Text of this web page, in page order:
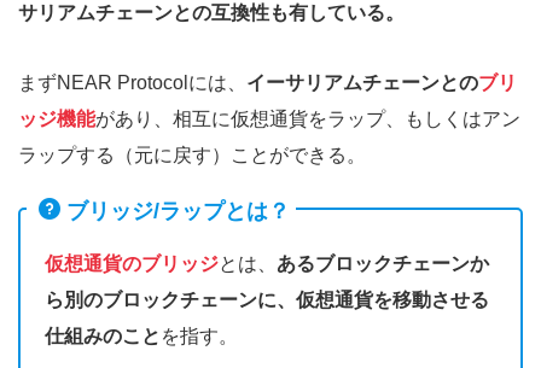
サリアムチェーンとの互換性も有している。
まずNEAR Protocolには、 イーサリアムチェーンとのブリ
ッジ機能があり、相互に仮想通貨をラップ、もしくはアン
ラップする（元に戻す）ことができる。
ブリッジ/ラップとは？
仮想通貨のブリッジとは、 あるブロックチェーンか
ら別のブロックチェーンに、仮想通貨を移動させる
仕組みのこと を指す。